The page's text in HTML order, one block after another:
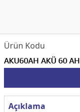
AKU60AH AKÜ 60 AH
Açıklama